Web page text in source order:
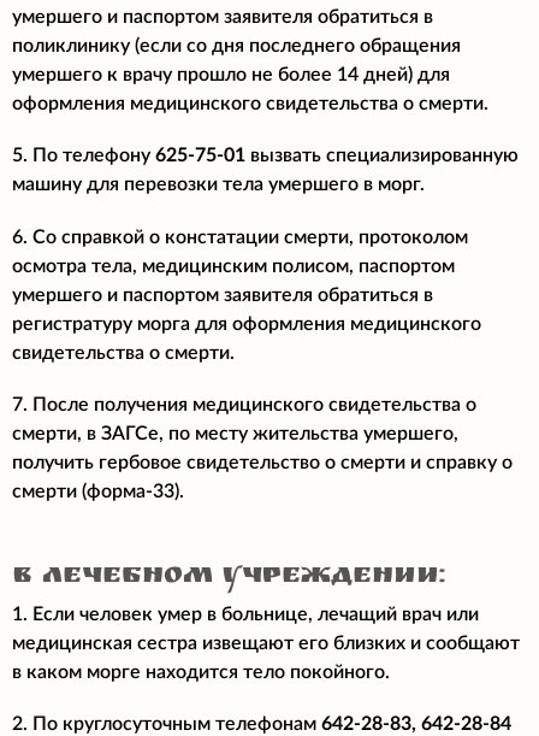
умершего и паспортом заявителя обратиться в
поликлинику (если со дня последнего обращения
умершего к врачу прошло не более 14 дней) для
оформления медицинского свидетельства о смерти.
5. По телефону 625-75-01 вызвать специализированную
машину для перевозки тела умершего в морг.
6. Со справкой о констатации смерти, протоколом
осмотра тела, медицинским полисом, паспортом
умершего и паспортом заявителя обратиться в
регистратуру морга для оформления медицинского
свидетельства о смерти.
7. После получения медицинского свидетельства о
смерти, в ЗАГСе, по месту жительства умершего,
получить гербовое свидетельство о смерти и справку о
смерти (форма-33).
в лечебном учреждении:
1. Если человек умер в больнице, лечащий врач или
медицинская сестра извещают его близких и сообщают
в каком морге находится тело покойного.
2. По круглосуточным телефонам 642-28-83, 642-28-84